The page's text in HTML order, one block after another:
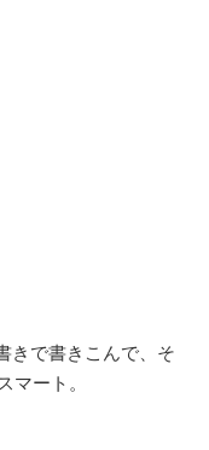
きで書きこんで、そ
マート。